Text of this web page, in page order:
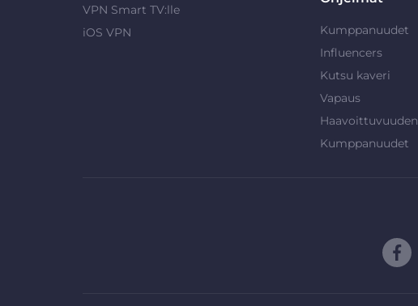
VPN Smart TV:lle
iOS VPN
Kumppanuudet
Influencers
Kutsu kaveri
Vapaus
Kumppanuudet